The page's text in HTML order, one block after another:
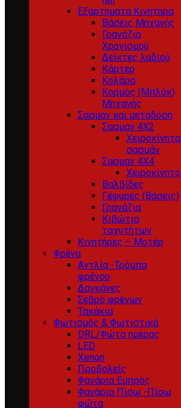
Εξαρτηματα Κινητηρα
Βάσεις Μηχανής
Γρανάζια
Χρονισμού
Δείκτες λαδιού
Κάρτερ
Κολάρα
Κορμός (Μπλόκ)
Μηχανής
Σασμαν και μεταδοση
Σασμαν 4Χ2
Χειροκίνητα
σασμάν
Σασμαν 4Χ4
Χειροκίνητο
Βαλβίδες
Γέφυρες (Βάσεις)
Γρανάζια
Κιβώτια
ταχυτήτων
Κινητήρες – Μοτέρ
Φρένα
Αντλία -Τρόμπα
φρένου
Δαγκάνες
Σεβρό φρένων
Τακάκια
Φωτισμός & Φωτιστικά
DRL/Φώτα ημέρας
LED
Xenon
Προβολείς
Φανάρια Εμπρός
Φανάρια Πίσω -Πίσω
φώτα